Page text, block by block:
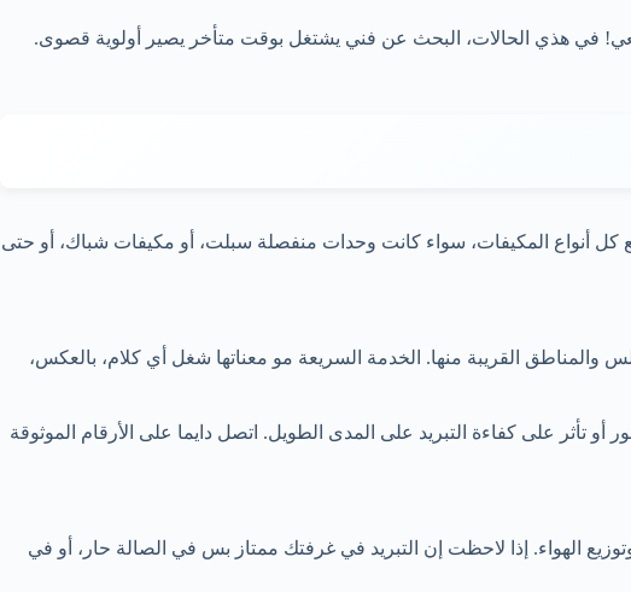
في هذي الحالات، البحث عن فني يشتغل بوقت متأخر يصير أولوية قصوى.
كل أنواع المكيفات، سواء كانت وحدات منفصلة سبلت، أو مكيفات شباك، أو حتى
القريبة منها. الخدمة السريعة مو معناتها شغل أي كلام، بالعكس،
تأثر على كفاءة التبريد على المدى الطويل. اتصل دايما على الأرقام الموثوقة
الهواء. إذا لاحظت إن التبريد في غرفتك ممتاز بس في الصالة حار، أو في